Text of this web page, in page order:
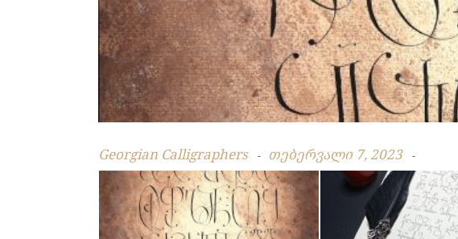
Georgian Calligraphers თებერვალი 7, 2023